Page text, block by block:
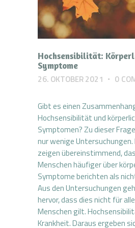
Hochsensibilität:
Symptome
26. OKTOBER 2021 0
Gibt es einen
Hochsensibilität und
Symptomen? Zu dieser
nur wenige
zeigen übereinstimmend,
Menschen häufiger über
Symptome berichten als
Aus den Untersuchungen
hervor, dass dies nicht für
Menschen gilt.
Krankheit. Daraus ergeben